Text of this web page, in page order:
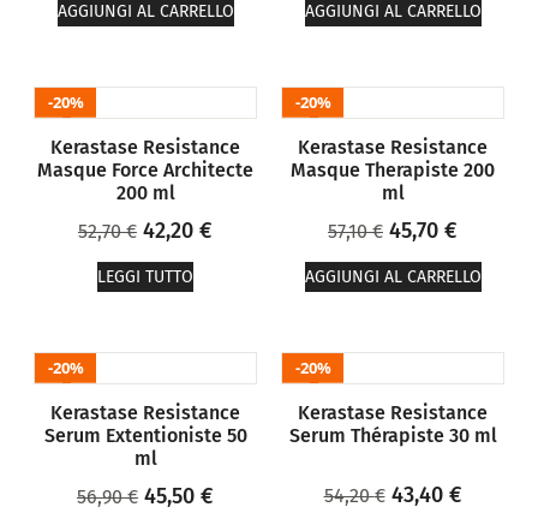
AGGIUNGI AL CARRELLO AGGIUNGI AL CARRELLO
20%
Kerastase Resistance
Masque Force Architecte
200 ml
52,70€ 42,20 €
LEGGI TUTTO
20%
Kerastase Resistance
Masque Therapiste 200
ml
57,10€ 45,70 €
AGGIUNGI AL CARRELLO
20%
Kerastase Resistance
Serum Extentioniste 50
ml
56,90€ 45,50 €
20%
Kerastase Resistance
Serum Thérapiste 30 ml
54,20€ 43,40 €